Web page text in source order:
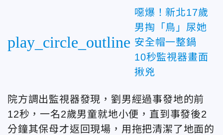
play_circle_outline
噁爆！新北17歲
男掏「鳥」尿她
安全帽一整鍋
10秒監視器畫面
揪兇
院方調出監視器發現，劉男經過事發地的前
12秒，一名2歲男童就地小便，直到事發後2
分鐘其保母才返回現場，用拖把清潔了地面的